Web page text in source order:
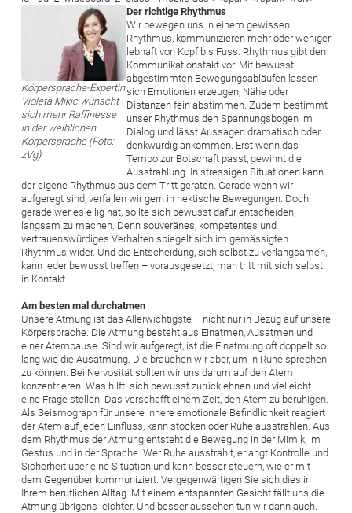
Bild
Körpersprache-Expertin
Violeta Mikic wünscht
sich mehr Raffinesse
in der weiblichen
Körpersprache (Foto:
zVg)
Der richtige Rhythmus
Wir bewegen uns in einem gewissen
Rhythmus, kommunizieren mehr oder weniger
lebhaft von Kopf bis Fuss. Rhythmus gibt den
Kommunikationstakt vor. Mit bewusst
abgestimmten Bewegungsabläufen lassen
sich Emotionen erzeugen, Nähe oder
Distanzen fein abstimmen. Zudem bestimmt
unser Rhythmus den Spannungsbogen im
Dialog und lässt Aussagen dramatisch oder
denkwürdig ankommen. Erst wenn das
Tempo zur Botschaft passt, gewinnt die
Ausstrahlung. In stressigen Situationen kann
der eigene Rhythmus aus dem Tritt geraten. Gerade wenn wir
aufgeregt sind, verfallen wir gern in hektische Bewegungen. Doch
gerade wer es eilig hat, sollte sich bewusst dafür entscheiden,
langsam zu machen. Denn souveränes, kompetentes und
vertrauenswürdiges Verhalten spiegelt sich im gemässigten
Rhythmus wider. Und die Entscheidung, sich selbst zu verlangsamen,
kann jeder bewusst treffen – vorausgesetzt, man tritt mit sich selbst
in Kontakt.
Am besten mal durchatmen
Unsere Atmung ist das Allerwichtigste – nicht nur in Bezug auf unsere
Körpersprache. Die Atmung besteht aus Einatmen, Ausatmen und
einer Atempause. Sind wir aufgeregt, ist die Einatmung oft doppelt so
lang wie die Ausatmung. Die brauchen wir aber, um in Ruhe sprechen
zu können. Bei Nervosität sollten wir uns darum auf den Atem
konzentrieren. Was hilft: sich bewusst zurücklehnen und vielleicht
eine Frage stellen. Das verschafft einem Zeit, den Atem zu beruhigen.
Als Seismograph für unsere innere emotionale Befindlichkeit reagiert
der Atem auf jeden Einfluss, kann stocken oder Ruhe ausstrahlen. Aus
dem Rhythmus der Atmung entsteht die Bewegung in der Mimik, im
Ges­tus und in der Sprache. Wer Ruhe ausstrahlt, erlangt Kontrolle und
Sicherheit über eine Situation und kann besser steuern, wie er mit
dem Gegenüber kommuniziert. Vergegenwärtigen Sie sich dies in
Ihrem beruflichen Alltag. Mit einem entspannten Gesicht fällt uns die
Atmung übrigens leichter. Und besser aussehen tun wir dann auch.